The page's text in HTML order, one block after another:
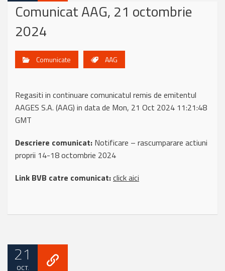
Comunicat AAG, 21 octombrie
2024
Comunicate AAG
Regasiti in continuare comunicatul remis de emitentul
AAGES S.A. (AAG) in data de Mon, 21 Oct 2024 11:21:48
GMT
Descriere comunicat: Notificare – rascumparare actiuni
proprii 14-18 octombrie 2024
Link BVB catre comunicat:click aici
21
OCT.